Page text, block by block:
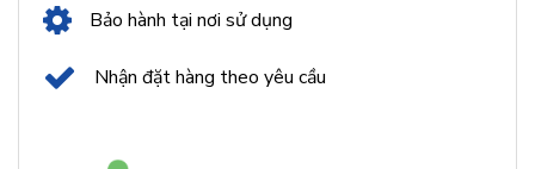
Bảo hành tại nơi sử dụng
Nhận đặt hàng theo yêu cầu